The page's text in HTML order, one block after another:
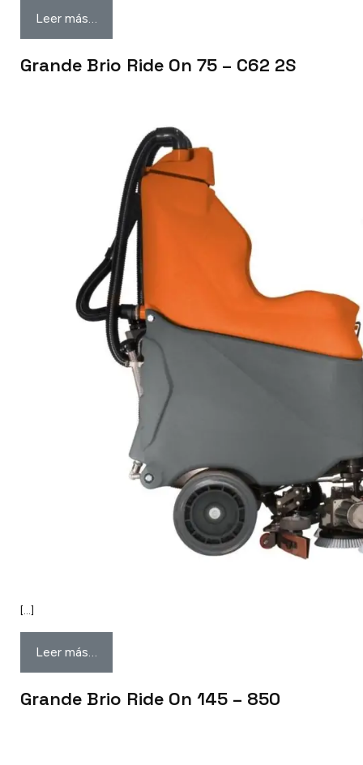
Leer más…
Grande Brio Ride On 75 – C62 2S
[…]
Leer más…
Grande Brio Ride On 145 – 850